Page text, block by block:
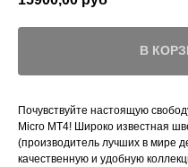
В
Почувствуйте настоящую
Micro MT4! Широко известная
(производитель лучших в мире
качественную и удобную